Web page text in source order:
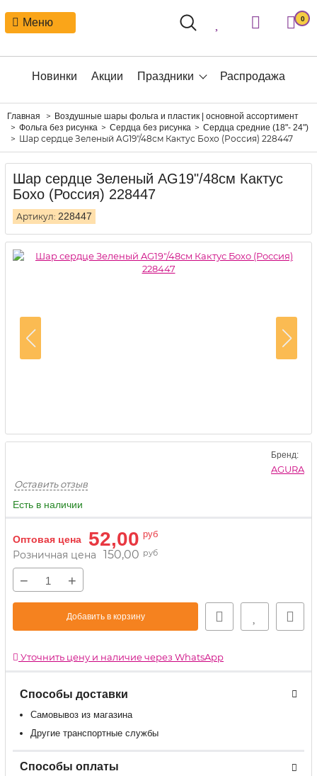
Меню 0
Новинки Акции Праздники Распродажа
Главная
Воздушные шары фольга и пластик | основной ассортимент
Фольга без рисунка
Сердца без рисунка Сердца средние (18"- 24")
Шар сердце Зеленый AG19"/48см Кактус Бохо (Россия) 228447
Шар сердце Зеленый AG19"/48см Кактус
Бохо (Россия) 228447
Артикул: 228447
Бренд:
AGURA
Оставить отзыв
Есть в наличии
Оптовая цена 52,00 руб
Розничная цена 150,00 руб
− +
Добавить в корзину
Уточнить цену и наличие через WhatsApp
Способы доставки
Самовывоз из магазина
Другие транспортные службы
Способы оплаты